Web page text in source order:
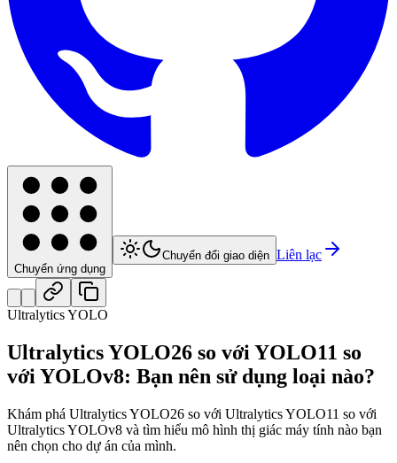
Chuyển ứng dụng
Chuyển đổi giao diện Liên lạc
Ultralytics YOLO
Ultralytics YOLO26 so với YOLO11 so
với YOLOv8: Bạn nên sử dụng loại nào?
Khám phá Ultralytics YOLO26 so với Ultralytics YOLO11 so với
Ultralytics YOLOv8 và tìm hiểu mô hình thị giác máy tính nào bạn
nên chọn cho dự án của mình.